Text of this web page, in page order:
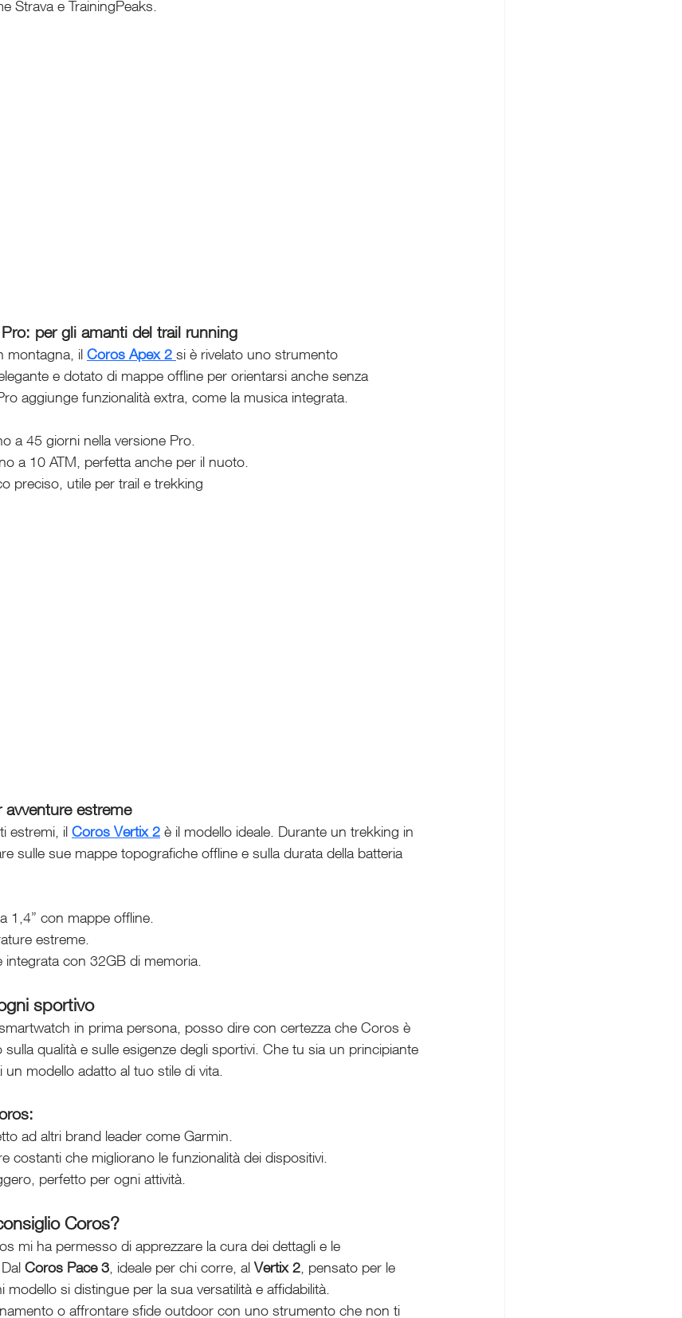
Strava e TrainingPeaks.
Pro: per gli amanti del trail running
montagna, il Coros Apex 2 si è rivelato uno strumento
e dotato di mappe offline per orientarsi anche senza
aggiunge funzionalità extra, come la musica integrata.
a 45 giorni nella versione Pro.
a 10 ATM, perfetta anche per il nuoto.
preciso, utile per trail e trekking
avventure estreme
estremi, il Coros Vertix 2 è il modello ideale. Durante un trekking in
sulle sue mappe topografiche offline e sulla durata della batteria
1,4” con mappe offline.
estreme.
con 32GB di memoria.
sportivo
in prima persona, posso dire con certezza che Coros è
qualità e sulle esigenze degli sportivi. Che tu sia un principiante
modello adatto al tuo stile di vita.
:
ad altri brand leader come Garmin.
costanti che migliorano le funzionalità dei dispositivi.
perfetto per ogni attività.
Coros?
mi ha permesso di apprezzare la cura dei dettagli e le
Coros Pace 3 , ideale per chi corre, al Vertix 2 , pensato per le
si distingue per la sua versatilità e affidabilità.
o affrontare sfide outdoor con uno strumento che non ti